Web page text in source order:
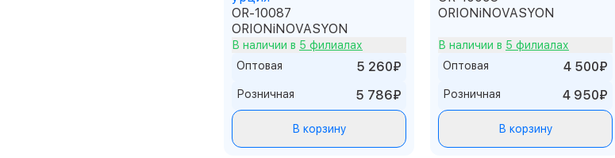
OR-10087
ORIONiNOVASYON
В наличии в 5 филиалах
Оптовая
5 260₽
Розничная 5 786₽
В корзину
ORIONiNOVASYON
В наличии в 5 филиалах
Оптовая
4 500₽
Розничная 4 950₽
В корзину